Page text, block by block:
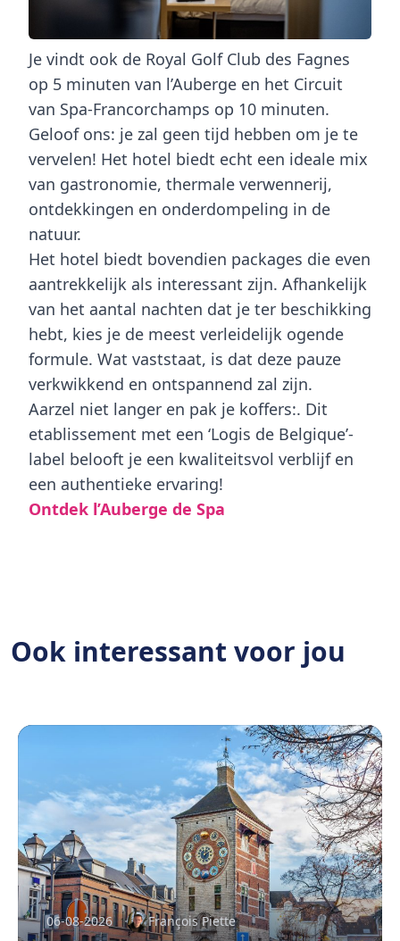
Je vindt ook de Royal Golf Club des Fagnes
op 5 minuten van l’Auberge en het Circuit
van Spa-Francorchamps op 10 minuten.
Geloof ons: je zal geen tijd hebben om je te
vervelen! Het hotel biedt echt een ideale mix
van gastronomie, thermale verwennerij,
ontdekkingen en onderdompeling in de
natuur.
Het hotel biedt bovendien packages die even
aantrekkelijk als interessant zijn. Afhankelijk
van het aantal nachten dat je ter beschikking
hebt, kies je de meest verleidelijk ogende
formule. Wat vaststaat, is dat deze pauze
verkwikkend en ontspannend zal zijn.
Aarzel niet langer en pak je koffers:. Dit
etablissement met een ‘Logis de Belgique’-
label belooft je een kwaliteitsvol verblijf en
een authentieke ervaring!
Ontdek l’Auberge de Spa
Ook interessant voor jou
06-08-2026 François Piette